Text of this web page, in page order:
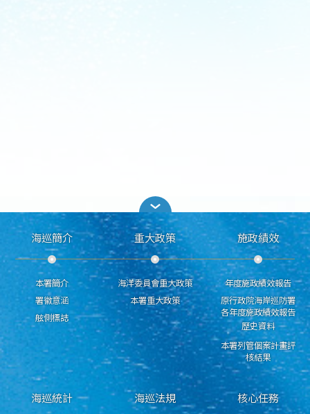
海巡簡介
本署簡介
署徽意涵
舷側標誌
重大政策
海洋委員會重大政策
本署重大政策
施政績效
年度施政績效報告
原行政院海岸巡防署
各年度施政績效報告
歷史資料
本署列管個案計畫評
核結果
海巡統計 海巡法規 核心任務